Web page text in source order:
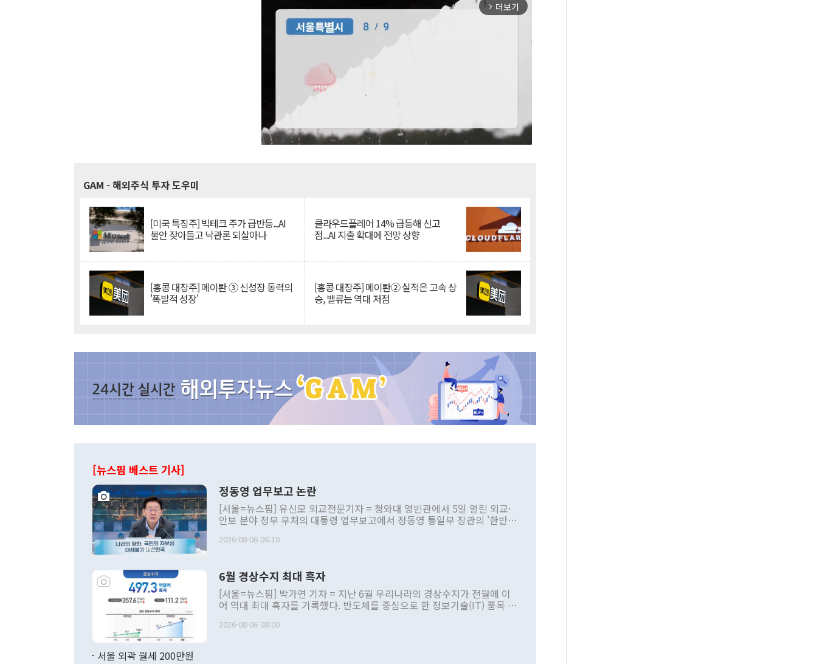
arrow_forward_ios 더보기
GAM - 해외주식 투자 도우미
[미국 특징주] 빅테크 주가 급반등...AI
불안 잦아들고 낙관론 되살아나
클라우드플레어 14% 급등해 신고
점...AI 지출 확대에 전망 상향
[홍콩 대장주] 메이퇀 ③ 신성장 동력의
'폭발적 성장'
[홍콩 대장주] 메이퇀② 실적은 고속 상
승, 밸류는 역대 저점
[뉴스핌 베스트 기사]
정동영 업무보고 논란
[서울=뉴스핌] 유신모 외교전문기자 = 청와대 영빈관에서 5일 열린 외교·
안보 분야 정부 부처의 대통령 업무보고에서 정동영 통일부 장관의 '한반도
발언 중에는 정부 내 조율을 거치지 않은 사안을 정책으로 추진하겠다고 공
주의적 희망에 근거한 비현실적 구상'이라는 비판을 내놨다. 그동안 정 장
관의 대북 정책 관련 발언이 물의를 빚은 적은 여러 번 있지만 대통령과 유
관 부처 장관이 공개적으로 부정적 입장을 표명한 것은 이례적이다. 정 장
관의 무리한 대북 접근법과 월권을 제어해야 한다는 목소리도 높아지고 있
다. [정동영 통일부 장관이 지난달 23일 오후 서울 종로구 정부서울청사에
2026-08-06 06:10
6월 경상수지 최대 흑자
[서울=뉴스핌] 박가연 기자 = 지난 6월 우리나라의 경상수지가 전월에 이
어 역대 최대 흑자를 기록했다. 반도체를 중심으로 한 정보기술(IT) 품목 수
료=한국은행] 한국은행이 6일 발표한 '2026년 6월 국제수지(잠정)'에 따르
2026-08-06 08:00
서울 외곽 월세 200만원